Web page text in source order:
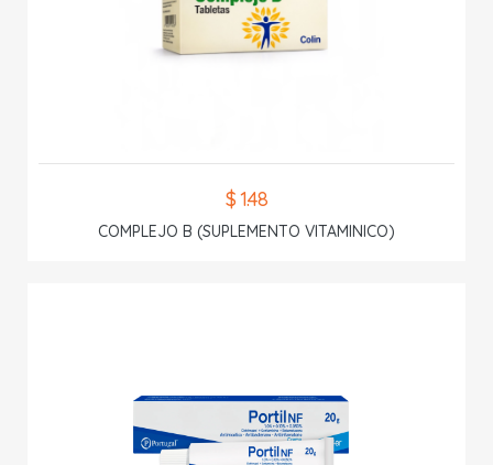
$ 1.48
COMPLEJO B (SUPLEMENTO VITAMINICO)